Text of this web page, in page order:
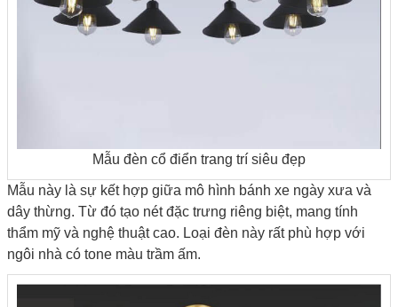
Mẫu đèn cổ điển trang trí siêu đẹp
Mẫu này là sự kết hợp giữa mô hình bánh xe ngày xưa và
dây thừng. Từ đó tạo nét đặc trưng riêng biệt, mang tính
thẩm mỹ và nghệ thuật cao. Loại đèn này rất phù hợp với
ngôi nhà có tone màu trầm ấm.